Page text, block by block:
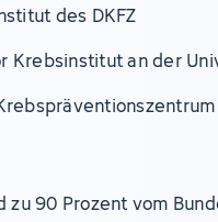
des DKFZ
Krebsinstitut an der
zu 90 Prozent vom